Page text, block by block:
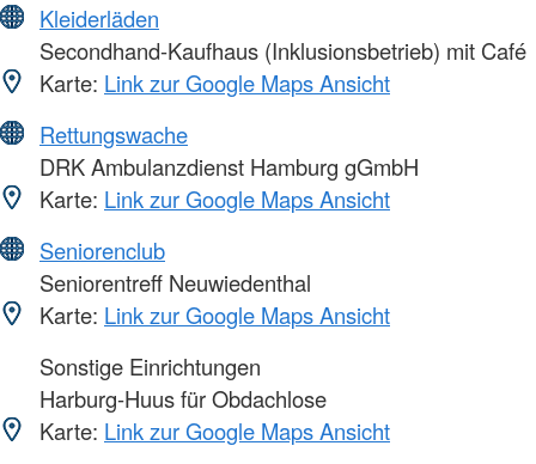
Kleiderläden
Secondhand-Kaufhaus (Inklusionsbetrieb) mit Café
Karte: Link zur Google Maps Ansicht
Rettungswache
DRK Ambulanzdienst Hamburg gGmbH
Karte: Link zur Google Maps Ansicht
Seniorenclub
Seniorentreff Neuwiedenthal
Karte: Link zur Google Maps Ansicht
Sonstige Einrichtungen
Harburg-Huus für Obdachlose
Karte: Link zur Google Maps Ansicht